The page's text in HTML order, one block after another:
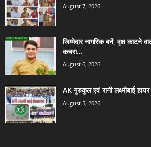
August 7, 2026
जिम्मेदार नागरिक बनें, वृक्ष काटने
कचरा...
August 6, 2026
AK गुरुकुल एवं रानी लक्ष्मीबाई
August 5, 2026